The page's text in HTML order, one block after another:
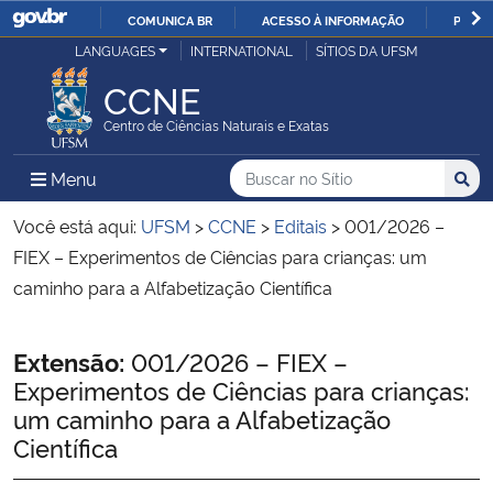
IR
COMUNICA BR ACESSO À INFORMAÇÃO
Ministério da Justiça e Segurança Pública
Ministério da Defesa
Ministério das Relações Exteriores
Ministério da Economia
Ministério da Agricultura, Pecuária e Abastecimento
Ministério da Educação
LANGUAGES INTERNATIONAL SÍTIOS DA UFSM
CCNE
Centro de Ciências Naturais e Exatas
Menu Menu Principal do Sítio
Busca
Buscar no no Sítio
Busca:
Você está aqui: UFSM >CCNE > Editais >001/2026 –
FIEX – Experimentos de Ciências para crianças: um
caminho para a Alfabetização Científica
Início do conteúdo
Extensão: 001/2026 – FIEX –
Experimentos de Ciências para crianças:
um caminho para a Alfabetização
Científica